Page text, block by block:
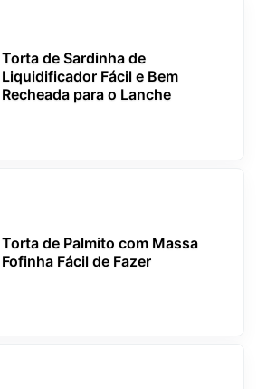
Torta de Sardinha de
Liquidificador Fácil e Bem
Recheada para o Lanche
Torta de Palmito com Massa
Fofinha Fácil de Fazer